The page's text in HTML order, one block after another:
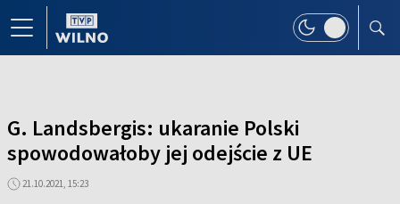
G. Landsbergis: ukaranie Polski
spowodowałoby jej odejście z UE
21.10.2021, 15:23